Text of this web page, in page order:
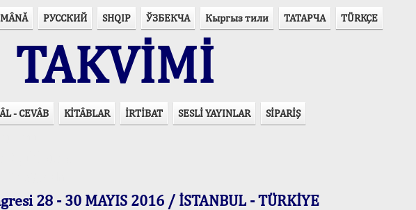
РУССКИЙ SHQIP ЎЗБЕКЧА Кыргыз тили ТАТАРЧА TÜRKÇE
- CEVÂB KİTÂBLAR İRTİBAT SESLİ YAYINLAR SİPARİŞ
28 - 30 MAYIS 2016 / İSTANBUL - TÜRKİYE